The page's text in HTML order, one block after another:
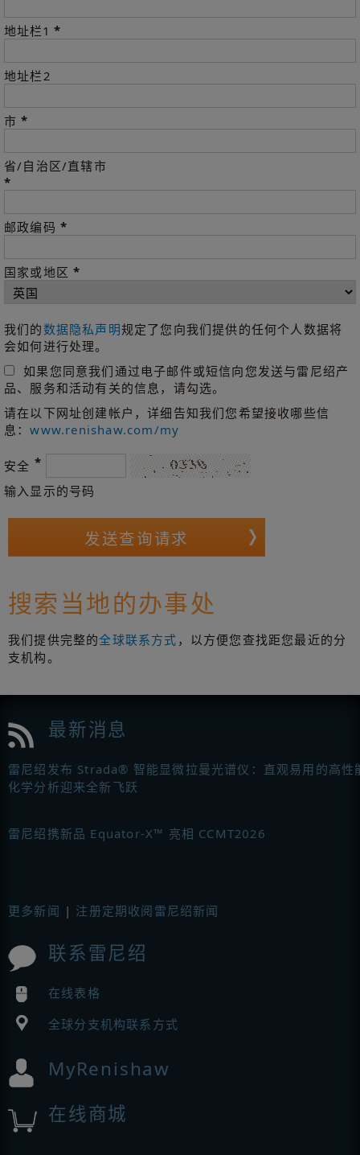
地址栏1 *
地址栏2
市*
省/自治区/直辖市
*
邮政编码 *
国家或地区*
我们的数据隐私声明规定了您向我们提供的任何个人数据将
会如何进行处理。
如果您同意我们通过电子邮件或短信向您发送与雷尼绍产
品、服务和活动有关的信息，请勾选。
请在以下网址创建帐户，详细告知我们您希望接收哪些信
息：www.renishaw.com/my
安全 *
输入显示的号码
搜索当地的办事处
我们提供完整的全球联系方式 ，以方便您查找距您最近的分
支机构。
最新消息
雷尼绍发布 Strada® 智能显微拉曼光谱仪：直观易用的高性
化学分析迎来全新飞跃
雷尼绍携新品 Equator-X™ 亮相 CCMT2026
更多新闻 | 注册定期收阅雷尼绍新闻
联系雷尼绍
在线表格
全球分支机构联系方式
MyRenishaw
在线商城